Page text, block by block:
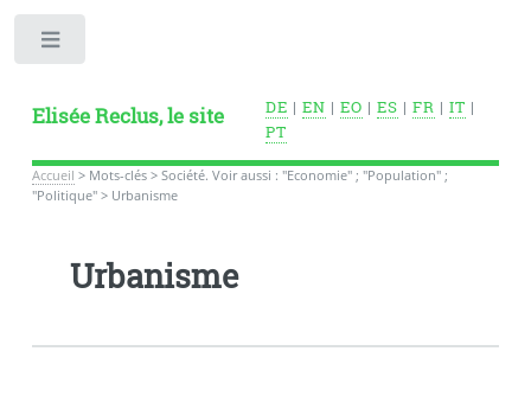
Elisée Reclus, le site DE | EN | EO | ES | FR | IT |
PT
Accueil > Mots-clés> Société. Voir aussi : "Economie" ; "Population" ;
"Politique"> Urbanisme
Urbanisme